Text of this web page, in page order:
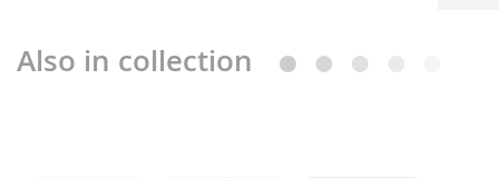
Also in collection